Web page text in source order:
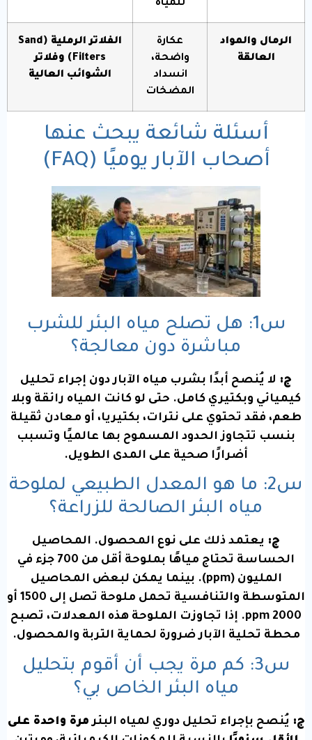
للمياه
الرمال والمواد
العالقة
عكارة
واضحة،
انسداد
المضخات
الفلاتر الرملية (Sand
Filters) وفلاتر
الشوائب العالية
أسئلة شائعة يبحث عنها
أصحاب الآبار يوميًا (FAQ)
س1: هل تصلح مياه البئر للشرب
مباشرة دون معالجة؟
ج: لا يُنصح أبدًا بشرب مياه الآبار دون إجراء تحليل
كيميائي وبكتيري كامل. حتى لو كانت المياه رائقة وبلا
طعم، فقد تحتوي على نترات، بكتيريا، أو معادن ثقيلة
بنسب تتجاوز الحدود المسموح بها عالميًا وتسبب
أضرارًا صحية على المدى الطويل.
س2: ما هو المعدل الطبيعي لملوحة
مياه البئر الصالحة للزراعة؟
ج: يعتمد ذلك على نوع المحصول. المحاصيل
الحساسة تحتاج مياهًا بملوحة أقل من 700 جزء في
المليون (ppm). بينما يمكن لبعض المحاصيل
المتوسطة والتنافسية تحمل ملوحة تصل إلى 1500 أو
2000
ppm. إذا تجاوزت الملوحة هذه المعدلات، تصبح
محطة تحلية الآبار ضرورة لحماية التربة والمحصول.
س3: كم مرة يجب أن أقوم بتحليل
مياه البئر الخاص بي؟
ج: يُنصح بإجراء تحليل دوري لمياه البئر مرة واحدة على